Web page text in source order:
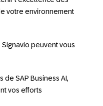
votre environnement
peuvent vous
de SAP Business AI,
vos efforts